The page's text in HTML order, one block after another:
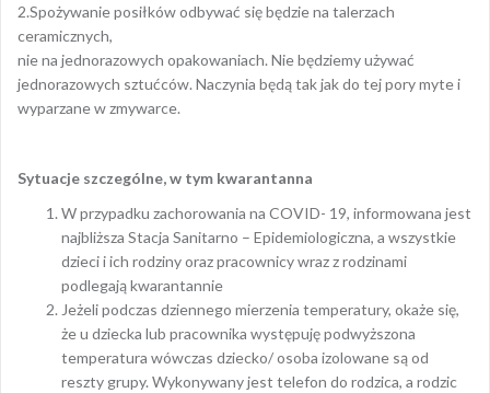
2.Spożywanie posiłków odbywać się będzie na talerzach
ceramicznych,
nie na jednorazowych opakowaniach. Nie będziemy używać
jednorazowych sztućców. Naczynia będą tak jak do tej pory myte i
wyparzane w zmywarce.
Sytuacje szczególne, w tym kwarantanna
W przypadku zachorowania na COVID- 19, informowana jest
najbliższa Stacja Sanitarno – Epidemiologiczna, a wszystkie
dzieci i ich rodziny oraz pracownicy wraz z rodzinami
podlegają kwarantannie
Jeżeli podczas dziennego mierzenia temperatury, okaże się,
że u dziecka lub pracownika występuję podwyższona
temperatura wówczas dziecko/ osoba izolowane są od
reszty grupy. Wykonywany jest telefon do rodzica, a rodzic